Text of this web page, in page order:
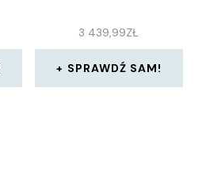
3 439,99ZŁ
SPRAWDŹ SAM!